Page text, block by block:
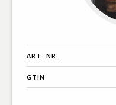
ART. NR.
GTIN